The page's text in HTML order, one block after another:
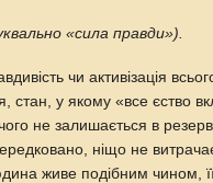
«сила правди»).
чи активізація
стан, у якому «все єство
не залишається в
ніщо не
живе подібним чином,